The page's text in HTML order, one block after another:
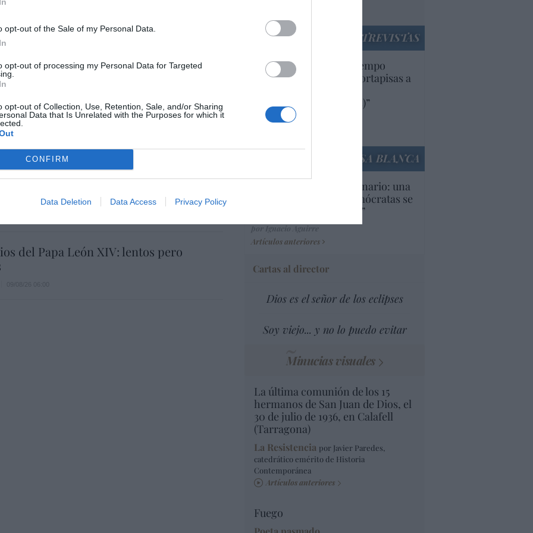
opt-out of the Sale of my Personal Data.
opt-out of processing my Personal Data for Targeted
opt-out of Collection, Use, Retention, Sale, and/or Sharing
Data that Is Unrelated with the Purposes for which it
CONFIRM
Data Deletion Data Access Privacy Policy
prevenir, pero no derrochar dinero
Patria
08/26 06:00
presidenciales demócratas 2028. El
las peores propuestas de Biden
del Papa León XIV: lentos pero
ENTREVISTAS
“Europa lleva mucho tiempo
poniendo aranceles y cortapisas a
americanas (y europeas)”
por Ana Sánchez Arjona
LA CASA BLANCA
EEUU. Inquietante escenario: una
tercera parte de los demócratas se
define como “socialista”
Artículos anteriores
Cartas al director
Dios es el señor de los eclipses
Soy viejo... y no lo puedo evitar
Minucias visuales
La última comunión de los 15
hermanos de San Juan de Dios, el
30 de julio de 1936, en Calafell
(Tarragona)
La Resistencia por Javier Paredes,
catedrático emérito de Historia
Contemporánea
Artículos anteriores
Fuego